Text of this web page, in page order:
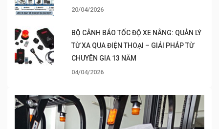
20/04/2026
BỘ CẢNH BÁO TỐC ĐỘ XE NÂNG: QUẢN LÝ
TỪ XA QUA ĐIỆN THOẠI – GIẢI PHÁP TỪ
CHUYÊN GIA 13 NĂM
04/04/2026